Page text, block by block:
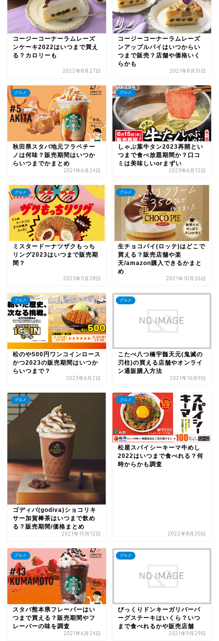
コージーコーナーラムレーズ
ンケーキ2022はいつまで買え
る？カロリーも
2022年8月27日
コージーコーナーラムレーズ
ンアップルパイはいつからい
つまで販売？店舗や価格いく
らかも
2021年8月31日
グルメ
秋田県スタバ地元フラペチー
ノは何味？販売期間はいつか
らいつまでかまとめ
2021年6月24日
グルメ
しゃぶ葉牛タン2023再開とい
つまで食べ放題期間か？口コ
ミは美味しいorまずい
2023年6月12日
グルメ
ミスタードーナツザクもっち
リング2023はいつまで販売期
間？
2023年5月28日
グルメ
生チョコパイ(ロッテ)はどこで
買える？販売店舗や楽
天/amazon購入できるかまと
め
2021年10月26日
グルメ
松のや500円ワンコインロース
かつ2023の販売期間はいつか
らいつまで？
2023年6月2日
グルメ
こたべ八つ橋宇髄天元(鬼滅の
刃柱)の買える店舗やオンライ
ン通販購入方法
2021年10月9日
グルメ
ゴディバ(godiva)ショコリキ
サー加賀棒茶はいつまで飲め
る？販売期間/価格まとめ
2021年10月12日
グルメ
松屋スパイシーキーマ牛めし
2022はいつまで食べれる？何
時からかも調査
2022年8月20日
グルメ
スタバ熊本県フレーバーはい
つまで買える？販売期間やフ
レーバーの味を調査
2021年6月24日
グルメ
びっくりドンキーガリバーバ
ーグステーキはいくら？いつ
まで食べれるかや販売店舗
2021年9月29日